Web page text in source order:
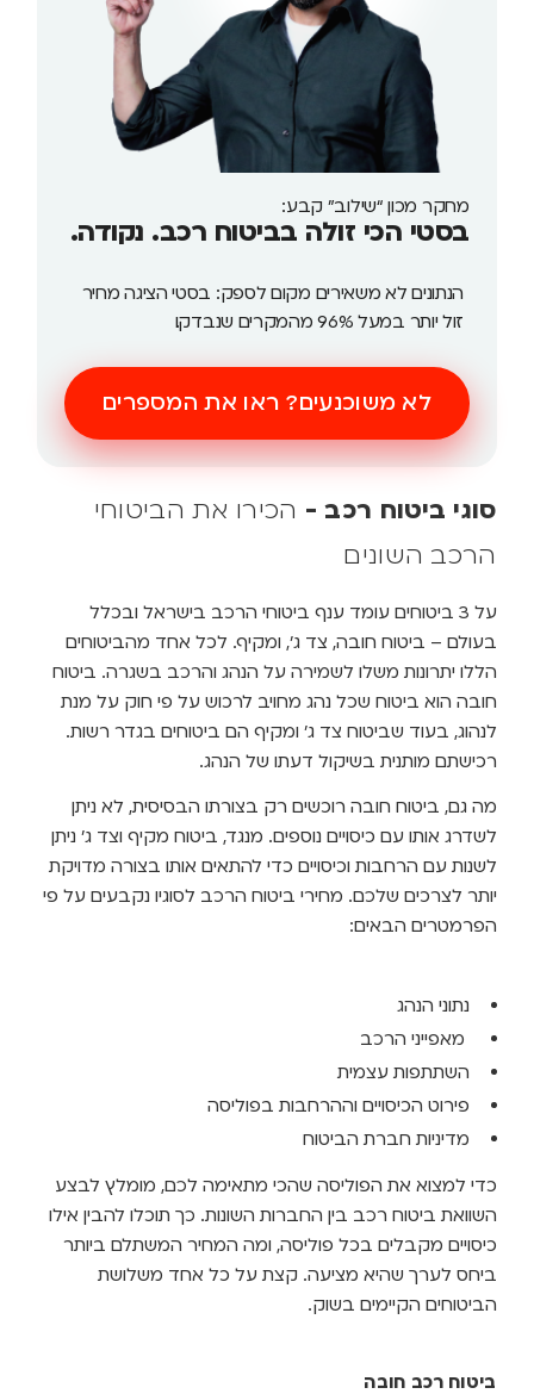
מחקר מכון “שילוב” קבע:
בסטי הכי זולה בביטוח רכב. נקודה.
הנתונים לא משאירים מקום לספק: בסטי הציגה מחיר
זול יותר במעל 96% מהמקרים שנבדקו.
לא משוכנעים? ראו את המספרים
סוגי ביטוח רכב-הכירו את הביטוחי
הרכב השונים
על 3 ביטוחים עומד ענף ביטוחי הרכב בישראל ובכלל
בעולם – ביטוח חובה, צד ג', ומקיף. לכל אחד מהביטוחים
הללו יתרונות משלו לשמירה על הנהג והרכב בשגרה. ביטוח
חובה הוא ביטוח שכל נהג מחויב לרכוש על פי חוק על מנת
לנהוג, בעוד שביטוח צד ג' ומקיף הם ביטוחים בגדר רשות.
רכישתם מותנית בשיקול דעתו של הנהג.
מה גם, ביטוח חובה רוכשים רק בצורתו הבסיסית, לא ניתן
לשדרג אותו עם כיסויים נוספים. מנגד, ביטוח מקיף וצד ג' ניתן
לשנות עם הרחבות וכיסויים כדי להתאים אותו בצורה מדויקת
יותר לצרכים שלכם. מחירי ביטוח הרכב לסוגיו נקבעים על פי
הפרמטרים הבאים:
נתוני הנהג
מאפייני הרכב
השתתפות עצמית
פירוט הכיסויים וההרחבות בפוליסה
מדיניות חברת הביטוח
כדי למצוא את הפוליסה שהכי מתאימה לכם, מומלץ לבצע
השוואת ביטוח רכב בין החברות השונות. כך תוכלו להבין אילו
כיסויים מקבלים בכל פוליסה, ומה המחיר המשתלם ביותר
ביחס לערך שהיא מציעה. קצת על כל אחד משלושת
הביטוחים הקיימים בשוק.
ביטוח רכב חובה